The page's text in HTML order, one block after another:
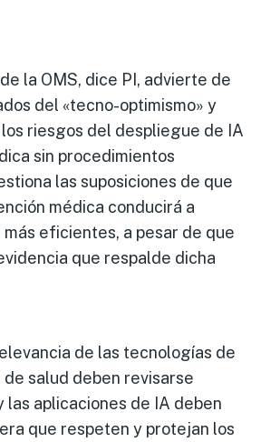
la OMS, dice PI, advierte de
del «tecno-optimismo» y
riesgos del despliegue de IA
sin procedimientos
las suposiciones de que
médica conducirá a
eficientes, a pesar de que
que respalde dicha
de las tecnologías de
de salud deben revisarse
las aplicaciones de IA deben
que respeten y protejan los